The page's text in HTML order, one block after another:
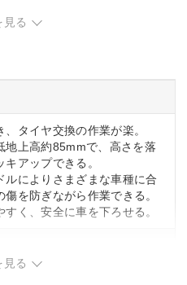
見る
タイヤ交換の作業が楽。
地上高約85mmで、高さを落
アップできる。
ルによりさまざまな車種に合
を防ぎながら作業できる。
く、安全に車を下ろせる。
見る